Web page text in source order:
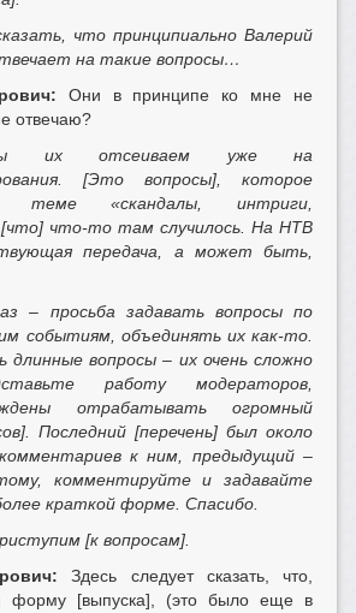
что принципиально Валерий
на такие вопросы…
Они в принципе ко мне не
отвечаю?
их отсеиваем уже на
[Это вопросы], которое
теме «скандалы, интриги,
[что] что-то там случилось. На НТВ
передача, а может быть,
– просьба задавать вопросы по
событиям, объединять их как-то.
вопросы – их очень сложно
работу модераторов,
отрабатывать огромный
Последний [перечень] был около
к ним, предыдущий –
комментируйте и задавайте
краткой форме. Спасибо.
[к вопросам].
Здесь следует сказать, что,
форму [выпуска], (это было еще в